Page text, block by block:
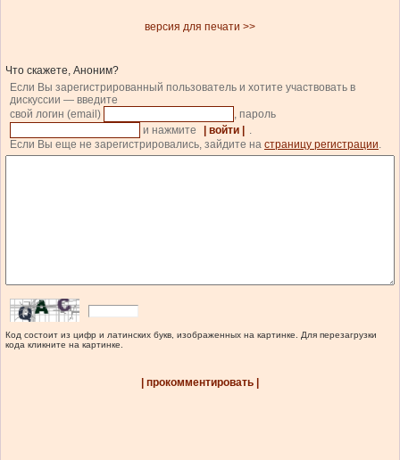
версия для печати >>
Что скажете, Аноним?
Если Вы зарегистрированный пользователь и хотите участвовать в
дискуссии — введите
свой логин (email)
, пароль
и нажмите
| войти |
.
Если Вы еще не зарегистрировались, зайдите на страницу регистрации.
Код состоит из цифр и латинских букв, изображенных на картинке. Для перезагрузки
кода кликните на картинке.
| прокомментировать |